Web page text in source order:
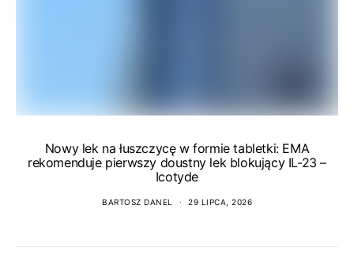
Nowy lek na łuszczycę w formie tabletki: EMA
rekomenduje pierwszy doustny lek blokujący IL-23 –
Icotyde
BARTOSZ DANEL 29 LIPCA, 2026